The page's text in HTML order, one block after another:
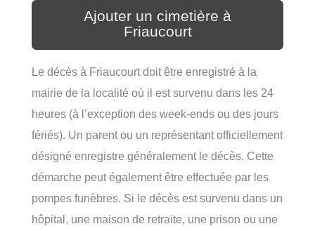
Ajouter un cimetière à
Friaucourt
Le décès à Friaucourt doit être enregistré à la
mairie de la localité où il est survenu dans les 24
heures (à l’exception des week-ends ou des jours
fériés). Un parent ou un représentant officiellement
désigné enregistre généralement le décès. Cette
démarche peut également être effectuée par les
pompes funèbres. Si le décès est survenu dans un
hôpital, une maison de retraite, une prison ou une